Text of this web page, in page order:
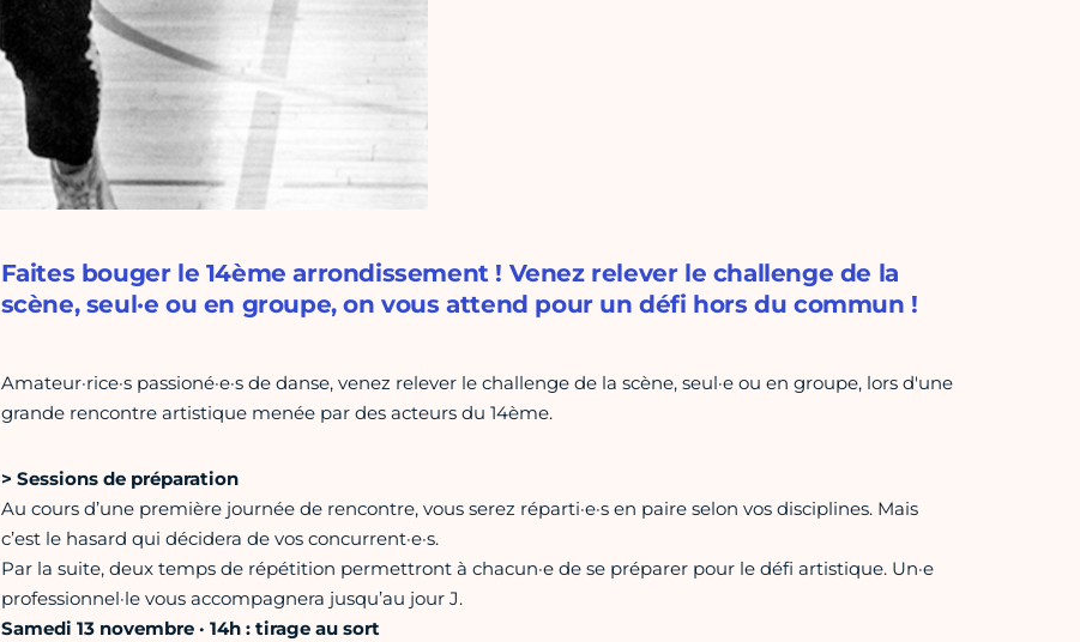
Faites bouger le 14ème arrondissement ! Venez relever le challenge de la
scène, seul·e ou en groupe, on vous attend pour un défi hors du commun !
Amateur·rice·s passioné·e·s de danse, venez relever le challenge de la scène, seul·e ou en groupe, lors d'une
grande rencontre artistique menée par des acteurs du 14ème.
> Sessions de préparation
Au cours d’une première journée de rencontre, vous serez réparti·e·s en paire selon vos disciplines. Mais
c’est le hasard qui décidera de vos concurrent·e·s.
Par la suite, deux temps de répétition permettront à chacun·e de se préparer pour le défi artistique. Un·e
professionnel·le vous accompagnera jusqu’au jour J.
Samedi 13 novembre · 14h : tirage au sort